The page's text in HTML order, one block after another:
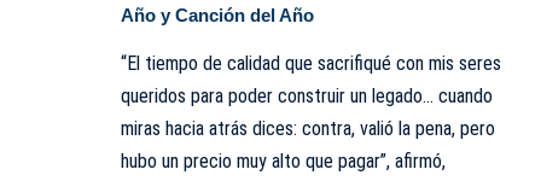
Año y Canción del Año
“El tiempo de calidad que sacrifiqué con mis seres
queridos para poder construir un legado… cuando
miras hacia atrás dices: contra, valió la pena, pero
hubo un precio muy alto que pagar”, afirmó,